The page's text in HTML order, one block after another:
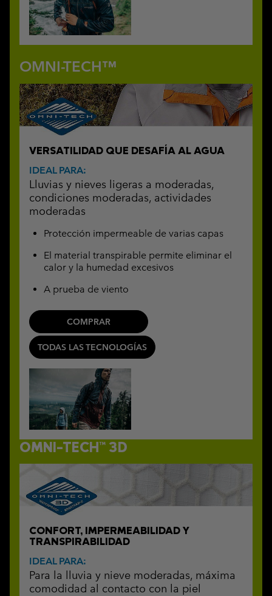
OMNI-TECH™
VERSATILIDAD QUE DESAFÍA AL AGUA
IDEAL PARA:
Lluvias y nieves ligeras a moderadas,
condiciones moderadas, actividades
moderadas
Protección impermeable de varias capas
El material transpirable permite eliminar el
calor y la humedad excesivos
A prueba de viento
COMPRAR
TODAS LAS TECNOLOGÍAS
OMNI-TECH™ 3D
CONFORT, IMPERMEABILIDAD Y
TRANSPIRABILIDAD
IDEAL PARA:
Para la lluvia y nieve moderadas, máxima
comodidad al contacto con la piel